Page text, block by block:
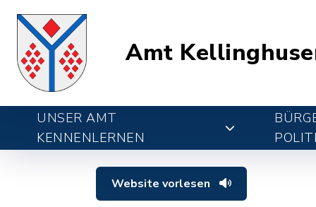
Amt
UNSER AMT
KENNENLERNEN
Website vorlesen